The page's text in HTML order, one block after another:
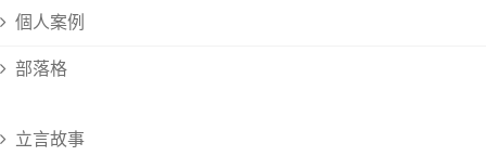
個人案例
部落格
立言故事